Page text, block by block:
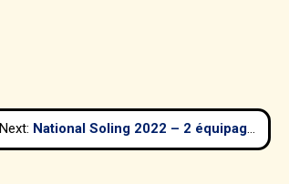
Next: National Soling 2022 – 2 équipages du CVP